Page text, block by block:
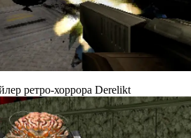
ретро-хоррора Derelikt